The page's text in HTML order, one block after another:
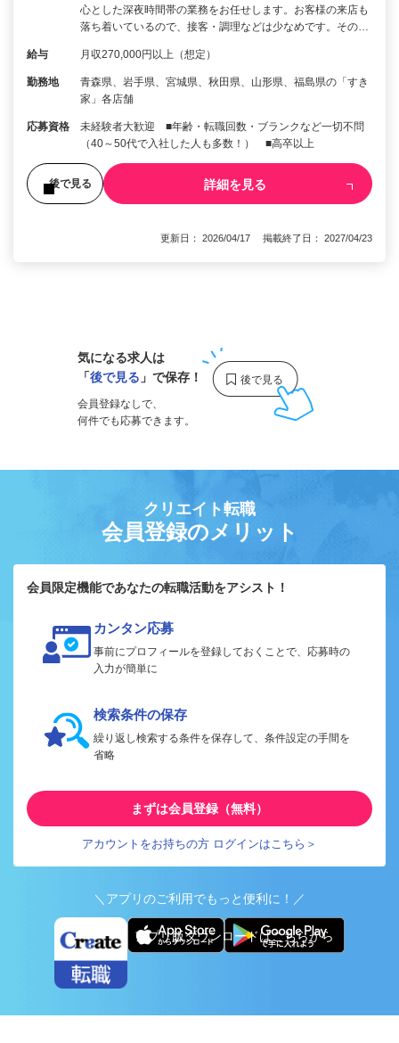
心とした深夜時間帯の業務をお任せします。お客様の来店も
落ち着いているので、接客・調理などは少なめです。その…
給与 月収270,000円以上（想定）
勤務地
青森県、岩手県、宮城県、秋田県、山形県、福島県の「すき
家」各店舗
応募資格
未経験者大歓迎 ■年齢・転職回数・ブランクなど一切不問
（40～50代で入社した人も多数！） ■高卒以上
後で見る 詳細を見る
更新日： 2026/04/17 掲載終了日： 2027/04/23
気になる求人は
「後で見る 」で保存！
会員登録なしで、
何件でも応募できます。
クリエイト転職
会員登録のメリット
会員限定機能であなたの転職活動をアシスト！
カンタン応募
事前にプロフィールを登録しておくことで、応募時の
入力が簡単に
検索条件の保存
繰り返し検索する条件を保存して、条件設定の手間を
省略
まずは会員登録（無料）
アカウントをお持ちの方 ログインはこちら＞
＼アプリのご利用でもっと便利に！／
アプリ版ダウンロードはこちらから